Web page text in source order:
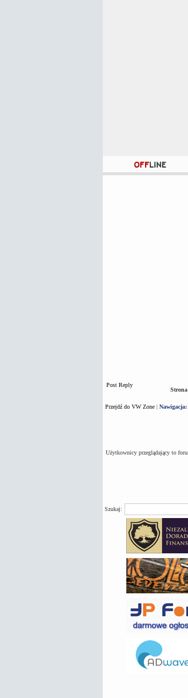
Post Reply
Strona
Przejdź do VW Zone| Nawigacja:
Użytkownicy przeglądający to
Szukaj: